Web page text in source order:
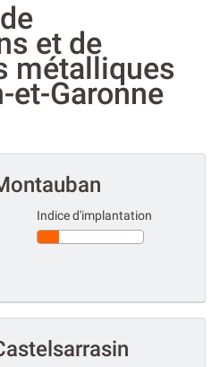
et de
métalliques
et-Garonne
Indice d'implantation